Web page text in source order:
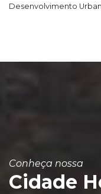
Desenvolvimento
Conheça nossa
Cidade